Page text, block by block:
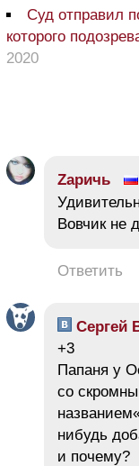
Суд отправил
которого
2020
Zаричь
Вовчик не
Ответить
Сергей
+3
Папаня у
со
нибудь
и почему?